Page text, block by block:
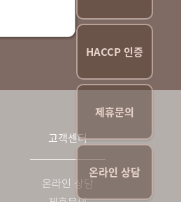
HACCP 인증
제휴문의
온라인 상담
고객센터
온라인 상담